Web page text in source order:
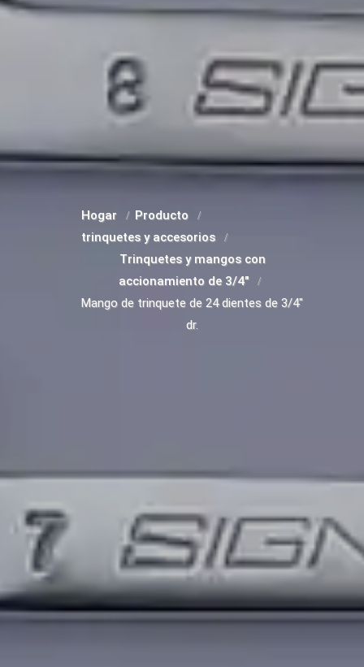
Hogar
Producto
trinquetes y accesorios
Trinquetes y mangos con
accionamiento de 3/4"
Mango de trinquete de 24 dientes de 3/4"
dr.